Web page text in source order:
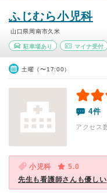
ふじむら小児科
山口県周南市久米
駐車場あり マイナ受付
土曜（〜17:00）
4件
アクセス
小児科
5.0
先生も看護師さんも優しい